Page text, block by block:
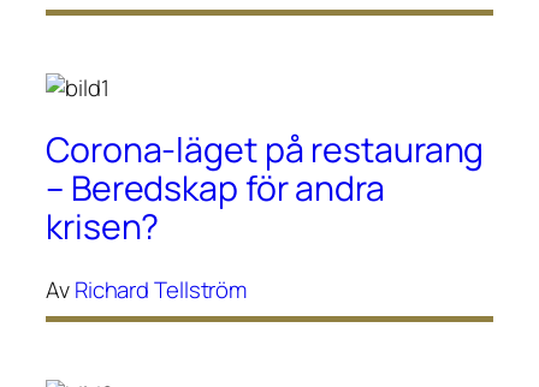
Corona-läget på restaurang
– Beredskap för andra
krisen?
AvRichard Tellström